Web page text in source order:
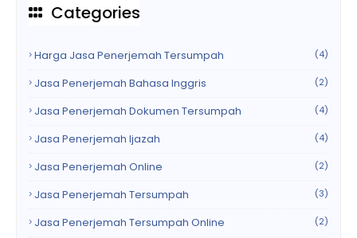
Categories
Harga Jasa Penerjemah Tersumpah (4)
Jasa Penerjemah Bahasa Inggris (2)
Jasa Penerjemah Dokumen Tersumpah (4)
Jasa Penerjemah Ijazah (4)
Jasa Penerjemah Online (2)
Jasa Penerjemah Tersumpah (3)
Jasa Penerjemah Tersumpah Online (2)